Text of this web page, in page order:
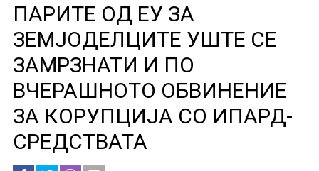
ПАРИТЕ ОД ЕУ ЗА
ЗЕМЈОДЕЛЦИТЕ УШТЕ СЕ
ЗАМРЗНАТИ И ПО
ВЧЕРАШНОТО ОБВИНЕНИЕ
ЗА КОРУПЦИЈА СО ИПАРД-
СРЕДСТВАТА